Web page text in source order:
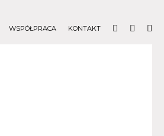
WSPÓŁPRACA KONTAKT